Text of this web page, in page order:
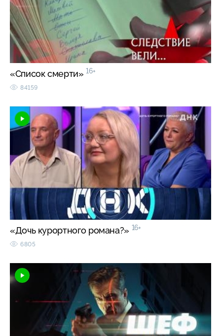
«Список смерти» 16+
84159
«Дочь курортного романа?» 16+
6805